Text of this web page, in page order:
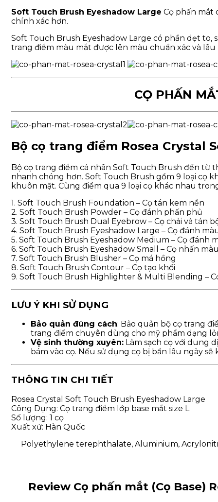
Soft Touch Brush Eyeshadow Large Cọ phấn mắt
chính xác hơn.
Soft Touch Brush Eyeshadow Large có phần dẹt
trang điểm màu mắt được lên màu chuẩn xác và lâu
CỌ PHẤN
Bộ cọ trang điểm Rosea Crystal
Bộ cọ trang điểm cá nhân Soft Touch Brush đến từ
nhanh chóng hơn. Soft Touch Brush gồm 9 loại cọ
khuôn mặt. Cùng điểm qua 9 loại cọ khác nhau
1. Soft Touch Brush Foundation – Cọ tán kem nền
2. Soft Touch Brush Powder – Cọ đánh phấn phủ
3. Soft Touch Brush Dual Eyebrow – Cọ chải và tán
4. Soft Touch Brush Eyeshadow Large – Cọ đánh
5. Soft Touch Brush Eyeshadow Medium – Cọ đánh
6. Soft Touch Brush Eyeshadow Small – Cọ nhấn
7. Soft Touch Brush Blusher – Cọ má hồng
8. Soft Touch Brush Contour – Cọ tạo khối
9. Soft Touch Brush Highlighter & Multi Blending –
LƯU Ý KHI SỬ DỤNG
Bảo quản đúng cách: Bảo quản bộ cọ trang
trang điểm chuyên dùng cho mỹ phẩm dạng
Vệ sinh thường xuyên: Làm sạch cọ với dung
bám vào cọ. Nếu sử dụng cọ bị bẩn lâu ngày
THÔNG TIN CHI TIẾT
Rosea Crystal Soft Touch Brush Eyeshadow Large
Công Dụng: Cọ trang điểm lớp base mắt size L
Số lượng: 1 cọ
Xuất xứ: Hàn Quốc
Polyethylene terephthalate, Aluminium,
Review Cọ phấn mắt (Cọ Base)